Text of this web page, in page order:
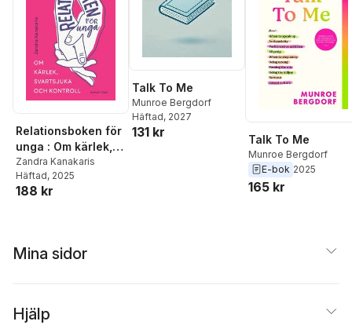
Relationsboken för
unga : Om kärlek,
svartsjuka och
kontroll
Zandra Kanakaris
Häftad, 2025
188 kr
Talk To Me
Munroe Bergdorf
Häftad, 2027
131 kr Talk To Me
Munroe Bergdorf
E-bok 2025
165 kr
Mina sidor
Hjälp